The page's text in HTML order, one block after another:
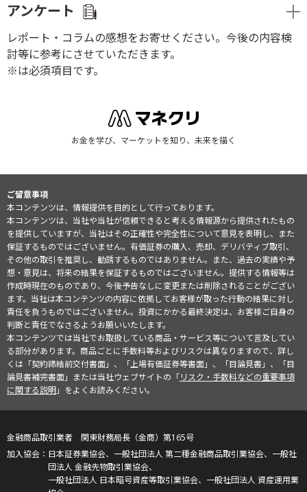
アンケート
レポート・コラムの感想をお寄せください。今後の内容検
討等に参考にさせていただきます。
※は必須項目です。
お金を学び、マーケットを知り、未来を描く
ご留意事項
本コンテンツは、情報提供を目的として行っております。
本コンテンツは、当社や当社が信頼できると考える情報源から提供されたもの
を提供していますが、当社はその正確性や完全性について意見を表明し、また
保証するものではございません。有価証券の購入、売却、デリバティブ取引、
その他の取引を推奨し、勧誘するものではありません。また、過去の実績や予
想・意見は、将来の結果を保証するものではございません。提供する情報等は
作成時現在のものであり、今後予告なしに変更または削除されることがござい
ます。当社は本コンテンツの内容に依拠してお客様が取った行動の結果に対し
責任を負うものではございません。投資にかかる最終決定は、お客様ご自身の
判断と責任でなさるようお願いいたします。
本コンテンツでは当社でお取扱している商品・サービス等について言及してい
る部分があります。商品ごとに手数料等およびリスクは異なりますので、詳し
くは「契約締結前交付書面」、「上場有価証券等書面」、「目論見書」、「目
論見書補完書面」または当社ウェブサイトの「リスク・手数料などの重要事項
に関する説明」をよくお読みください。
金融商品取引業者 関東財務局長（金商）第165号
日本証券業協会、一般社団法人 第二種金融商品取引業協会、一般社
団法人 金融先物取引業協会、
一般社団法人 日本暗号資産等取引業協会、一般社団法人 資産運用業